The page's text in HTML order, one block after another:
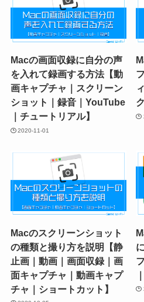
Macの画面収録に自分の声
を入れて録画する方法【動
画キャプチャ｜スクリーン
ショット｜録音｜YouTube
｜チュートリアル】
2020-11-01
Macのスクリーンショット
の種類と撮り方を説明【静
止画｜動画｜画面収録｜画
面キャプチャ｜動画キャプ
チャ｜ショートカット】